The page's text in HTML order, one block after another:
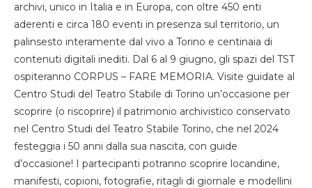
archivi, unico in Italia e in Europa, con oltre 450 enti
aderenti e circa 180 eventi in presenza sul territorio, un
palinsesto interamente dal vivo a Torino e centinaia di
contenuti digitali inediti. Dal 6 al 9 giugno, gli spazi del TST
ospiteranno CORPUS – FARE MEMORIA. Visite guidate al
Centro Studi del Teatro Stabile di Torino un’occasione per
scoprire (o riscoprire) il patrimonio archivistico conservato
nel Centro Studi del Teatro Stabile Torino, che nel 2024
festeggia i 50 anni dalla sua nascita, con guide
d’occasione! I partecipanti potranno scoprire locandine,
manifesti, copioni, fotografie, ritagli di giornale e modellini